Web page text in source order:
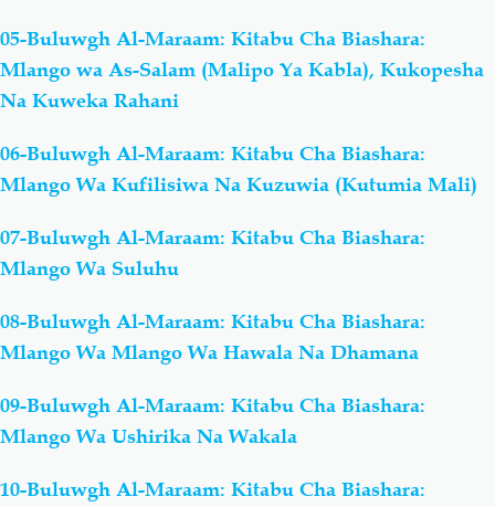
05-Buluwgh Al-Maraam: Kitabu Cha Biashara:
Mlango wa As-Salam (Malipo Ya Kabla), Kukopesha
Na Kuweka Rahani
06-Buluwgh Al-Maraam: Kitabu Cha Biashara:
Mlango Wa Kufilisiwa Na Kuzuwia (Kutumia Mali)
07-Buluwgh Al-Maraam: Kitabu Cha Biashara:
Mlango Wa Suluhu
08-Buluwgh Al-Maraam: Kitabu Cha Biashara:
Mlango Wa Mlango Wa Hawala Na Dhamana
09-Buluwgh Al-Maraam: Kitabu Cha Biashara:
Mlango Wa Ushirika Na Wakala
10-Buluwgh Al-Maraam: Kitabu Cha Biashara: